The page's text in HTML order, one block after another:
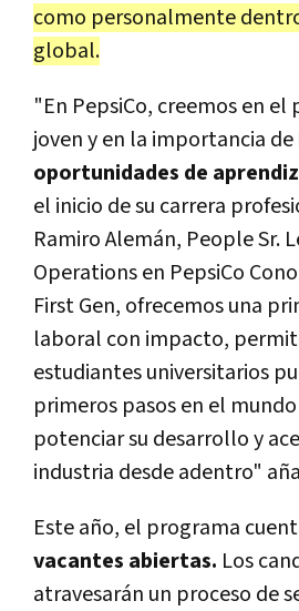
como personalmente
global.
"En PepsiCo, creemos en
joven y en la importancia de
oportunidades de
el inicio de su carrera
Ramiro Alemán, People Sr.
Operations en PepsiCo
First Gen, ofrecemos una
laboral con impacto,
estudiantes universitarios
primeros pasos en el
potenciar su desarrollo y
industria desde adentro"
Este año, el programa
vacantes abiertas. Los
atravesarán un proceso de